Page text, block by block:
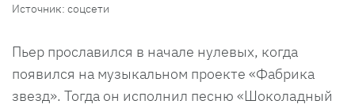
Источник: соцсети
Пьер прославился в начале нулевых, когда
появился на музыкальном проекте «Фабрика
звезд». Тогда он исполнил песню «Шоколадный